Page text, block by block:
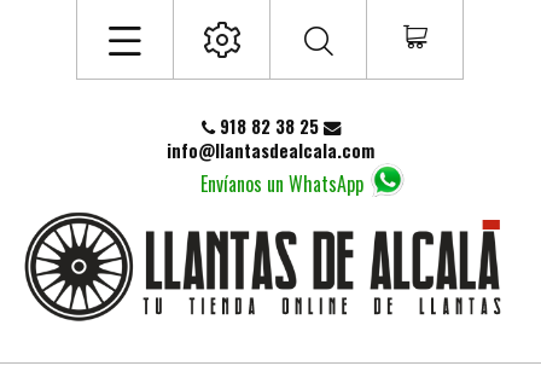
Envíanos un WhatsApp
918 82 38 25
info@llantasdealcala.com